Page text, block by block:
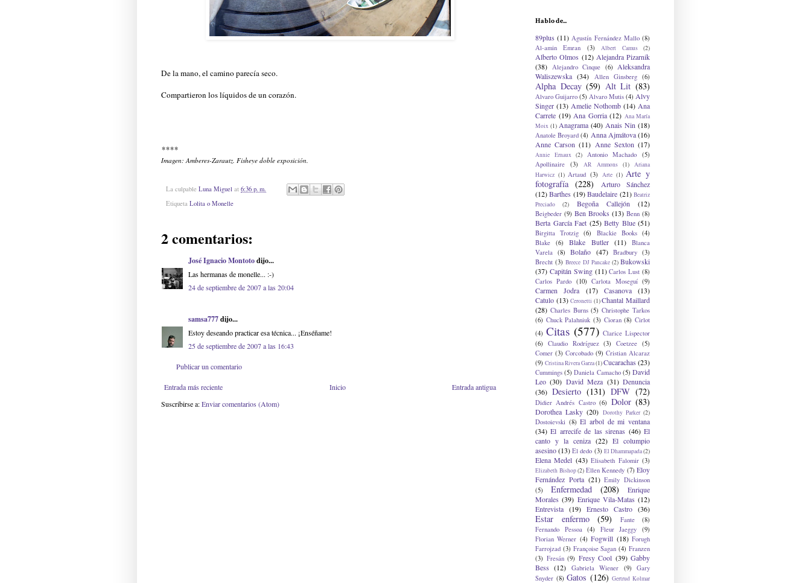
De la mano, el camino parecía seco.
Compartieron los líquidos de un corazón.
****
Imagen: Amberes-Zarautz. Fisheye doble exposición.
La culpable Luna Miguel at 6:36 p. m.
Etiqueta Lolita o Monelle
2 comentarios:
José Ignacio Montotodijo...
Las hermanas de monelle... :-)
24 de septiembre de 2007 a las 20:04
samsa777dijo...
Estoy deseando practicar esa técnica... ¡Enséñame!
25 de septiembre de 2007 a las 16:43
Publicar un comentario
Entrada más reciente Entrada antigua
Inicio
Suscribirse a:Enviar comentarios (Atom)
Hablo de...
89plus (11) Agustín Fernández Mallo (8)
Al-amin Emran
(3) Albert Camus (2)
Alberto Olmos (12) Alejandra Pizarnik
(38)
Alejandro Cinque (6)
Aleksandra
Waliszewska (34) Allen Ginsberg (6)
Alpha Decay (59) Alt Lit (83)
Alvaro Guijarro (5) Alvaro Mutis (4) Alvy
Singer (13) Amelie Nothomb (14) Ana
Carrete (19) Ana Gorria (12) Ana María
Moix (1) Anagrama (40) Anais Nin (18)
Anatole Broyard (4) Anna Ajmátova (16)
Anne Carson (11) Anne Sexton (17)
Annie Ernaux (2) Antonio Machado
(5)
Apollinaire
(3) AR Ammons (1)
Ariana
Harwicz (1) Artaud (3) Arte (1) Arte y
fotografía (228)
Arturo Sánchez
(12) Barthes (19) Baudelaire (21) Beatriz
Preciado
(2) Begoña Callejón (12)
Beigbeder (9) Ben Brooks (13) Benn (8)
Berta García Faet (25) Betty Blue (51)
Birgitta Trotzig (6) Blackie Books (4)
Blake
(6) Blake Butler (11)
Blanca
Varela
(8) Bolaño (47) Bradbury (3)
Brecht (3) Breece DJ Pancake (2) Bukowski
(37) Capitán Swing (11) Carlos Lust (8)
Carlos Pardo (10) Carlota Moseguí (9)
Carmen Jodra (17) Casanova
(13)
Catulo (13) Ceronetti (1) Chantal Maillard
(28) Charles Burns (5) Christophe Tarkos
(6) Chuck Palahniuk (3) Cioran (8) Cirlot
(4) Citas (577) Clarice Lispector
(6)
Claudio Rodríguez (3) Coetzee (5)
Comer (3) Corcobado (9) Cristian Alcaraz
(9) Cristina Rivera Garza(1)Cucarachas (23)
Cummings (5) Daniela Camacho (5) David
Leo (30) David Meza (31) Denuncia
(36) Desierto (131) DFW (72)
Didier Andrés Castro (6) Dolor (83)
Dorothea Lasky (20) Dorothy Parker (2)
Dostoievski (8) El arbol de mi ventana
(34) El arrecife de las sirenas (46) El
canto y la ceniza (22) El columpio
asesino(13) El dedo (3) El Dhammapada(2)
Elena Medel (43) Elisabeth Falomir (3)
Elizabeth Bishop(2) Ellen Kennedy (7) Eloy
Fernández Porta (21) Emily Dickinson
(5)
Enfermedad (208)
Enrique
Morales (39) Enrique Vila-Matas (12)
Entrevista (19) Ernesto Castro (36)
Estar enfermo (59) Fante
(8)
Fernando Pessoa
(4) Fleur Jaeggy
(9)
Florian Werner (4) Fogwill (18) Forugh
Farrojzad (3) Françoise Sagan (4) Franzen
(3) Fresán (9) Fresy Cool (39) Gabby
Bess (12) Gabriela Wiener (9)
Gary
Snyder (8) Gatos (126) Gertrud Kolmar